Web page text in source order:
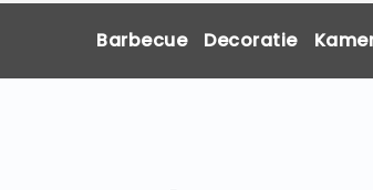
Barbecue Decoratie